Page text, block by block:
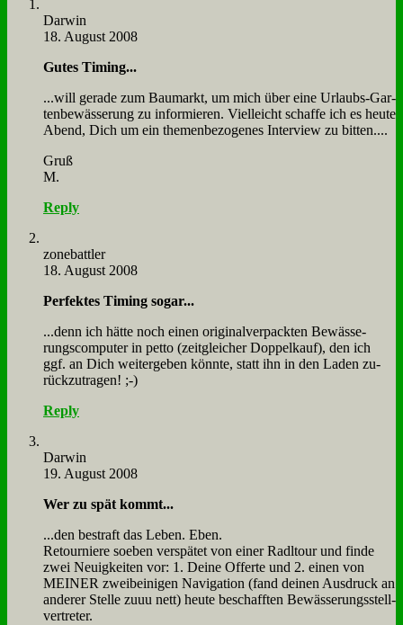
Dar­win
18. August 2008
Gu­tes Ti­ming...
...will ge­ra­de zum Bau­markt, um mich über ei­ne Ur­laubs-Gar­
ten­be­wäs­se­rung zu in­for­mie­ren. Viel­leicht schaf­fe ich es heu­te
Abend, Dich um ein the­men­be­zo­ge­nes In­ter­view zu bit­ten....
Gruß
M.
Reply
zone­batt­ler
18. August 2008
Per­fek­tes Ti­ming so­gar...
...denn ich hät­te noch ei­nen ori­gi­nal­ver­pack­ten Be­wäs­se­
rungs­com­pu­ter in pet­to (zeit­glei­cher Dop­pel­kauf), den ich
ggf. an Dich wei­ter­ge­ben könn­te, statt ihn in den La­den zu­
rück­zu­tra­gen! ;-)
Reply
Dar­win
19. August 2008
Wer zu spät kommt...
...den be­straft das Le­ben. Eben.
Re­tour­nie­re so­eben ver­spä­tet von ei­ner Radl­tour und fin­de
zwei Neu­ig­kei­ten vor: 1. Dei­ne Of­fer­te und 2. ei­nen von
MEINER zwei­bei­ni­gen Na­vi­ga­ti­on (fand dei­nen Aus­druck an
an­de­rer Stel­le zuuu nett) heu­te be­schaff­ten Be­wäs­se­rungs­stell­
ver­tre­ter.